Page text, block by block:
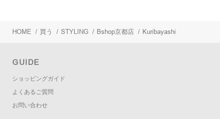
HOME / 買う / STYLING / Bshop京都店 / Kuribayashi
GUIDE
ショッピングガイド
よくあるご質問
お問い合わせ